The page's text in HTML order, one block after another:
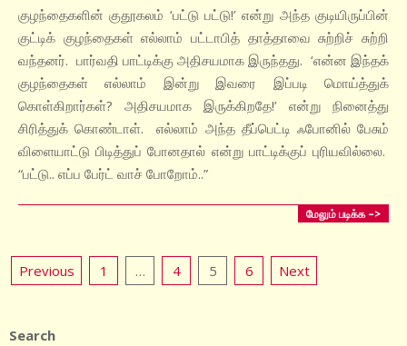
15
குழந்தைகளின் குதூகலம் ‘பட்டு பட்டு!’ என்று அந்த குடியிருப்பின்
குட்டிக் குழந்தைகள் எல்லாம் பட்டாபித் தாத்தாவை சுற்றிச் சுற்றி
வந்தனர். பார்வதி பாட்டிக்கு அதிசயமாக இருந்தது. ‘என்ன இந்தக்
குழந்தைகள் எல்லாம் இன்று இவரை இப்படி மொய்த்துக்
கொள்கிறார்கள்? அதிசயமாக இருக்கிறதே!’ என்று நினைத்து
சிரித்துக் கொண்டாள். எல்லாம் அந்த தீப்பெட்டி ஃபோனில் பேசும்
விளையாட்டு பிடித்துப் போனதால் என்று பாட்டிக்குப் புரியவில்லை.
“பட்டு.. எப்ப பேர்ட் வாச் போறோம்..”
மேலும் படிக்க –>
Posts
Previous 1 … 4 5 6 Next
Search